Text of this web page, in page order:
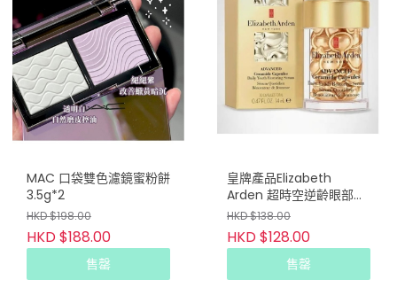
MAC 口袋雙色濾鏡蜜粉餅
3.5g*2
HKD $198.00
HKD $188.00
售罄
皇牌產品Elizabeth
Arden 超時空逆齡眼部精
華液 (30粒膠囊)
HKD $138.00
HKD $128.00
售罄